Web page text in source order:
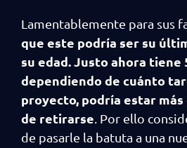
Lamentablemente para sus
que este podría ser su
su edad. Justo ahora tiene
dependiendo de cuánto
proyecto, podría estar más
de retirarse . Por ello
de pasarle la batuta a una